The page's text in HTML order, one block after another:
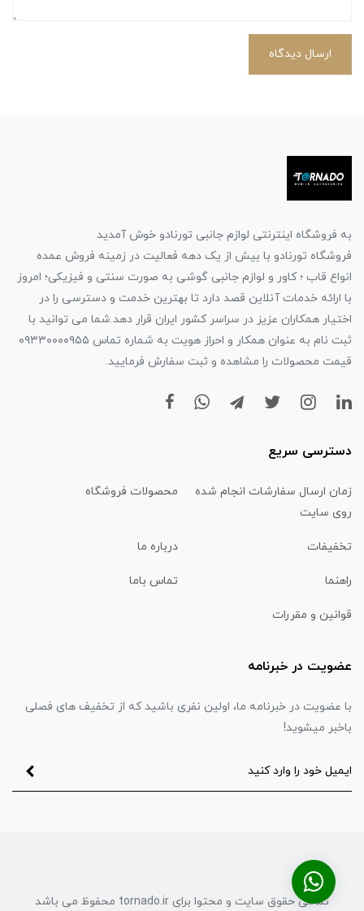
ارسال دیدگاه
به فروشگاه اینترنتی لوازم جانبی تورنادو خوش آمدید
فروشگاه تورنادو با بیش از یک دهه فعالیت در زمینه فروش عمده
انواع قاب ؛ کاور و لوازم جانبی گوشی به صورت سنتی و فیزیکی؛ امروز
با ارائه خدمات آنلاین قصد دارد تا بهترین خدمت و دسترسی را در
اختیار همکاران عزیز در سراسر کشور ایران قرار دهد.شما می توانید با
ثبت نام به عنوان همکار و احراز هویت به شماره تماس ۰۹۳۳۰۰۰۰۹۵۵
قیمت محصولات را مشاهده و ثبت سفارش فرمایید.
دسترسی سریع
زمان ارسال سفارشات انجام شده
روی سایت
محصولات فروشگاه
تخفیفات درباره ما
راهنما تماس باما
قوانین و مقررات
عضویت در خبرنامه
با عضویت در خبرنامه ما، اولین نفری باشید که از تخفیف های فصلی
باخبر میشوید!
تمامی حقوق سایت و محتوا برای tornado.ir محفوظ می باشد